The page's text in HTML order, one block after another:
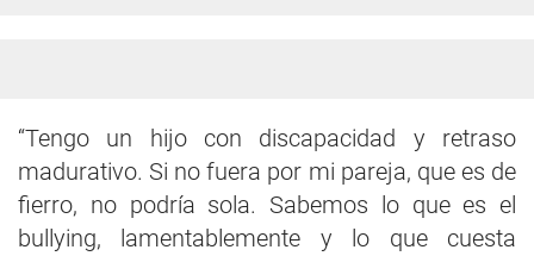
“Tengo un hijo con discapacidad y retraso
madurativo. Si no fuera por mi pareja, que es de
fierro, no podría sola. Sabemos lo que es el
bullying, lamentablemente y lo que cuesta